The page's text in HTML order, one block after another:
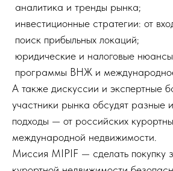
аналитика и тренды рынка;
инвестиционные стратегии: от
поиск прибыльных локаций;
юридические и налоговые
программы ВНЖ и
А также дискуссии и экспертные
участники рынка обсудят разные
подходы — от российских
международной недвижимости.
Миссия MIPIF — сделать покупку